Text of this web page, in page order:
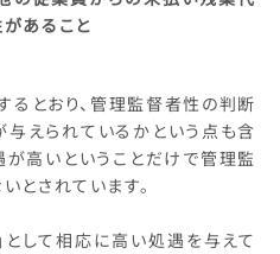
あること
るとおり、管理監督者性の判断
与えられているかという点も含
が高いということだけで管理監
とされています。
として相応に高い処遇を与えて